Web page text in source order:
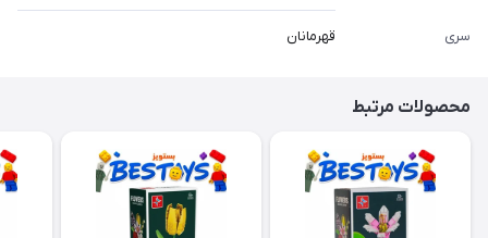
سری قهرمانان
محصولات مرتبط